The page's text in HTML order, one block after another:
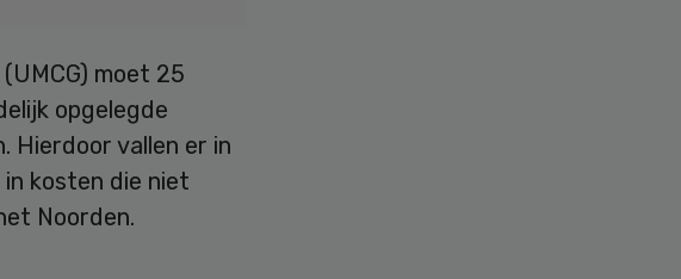
moet 25
opgelegde
Hierdoor vallen er in
kosten die niet
Noorden.